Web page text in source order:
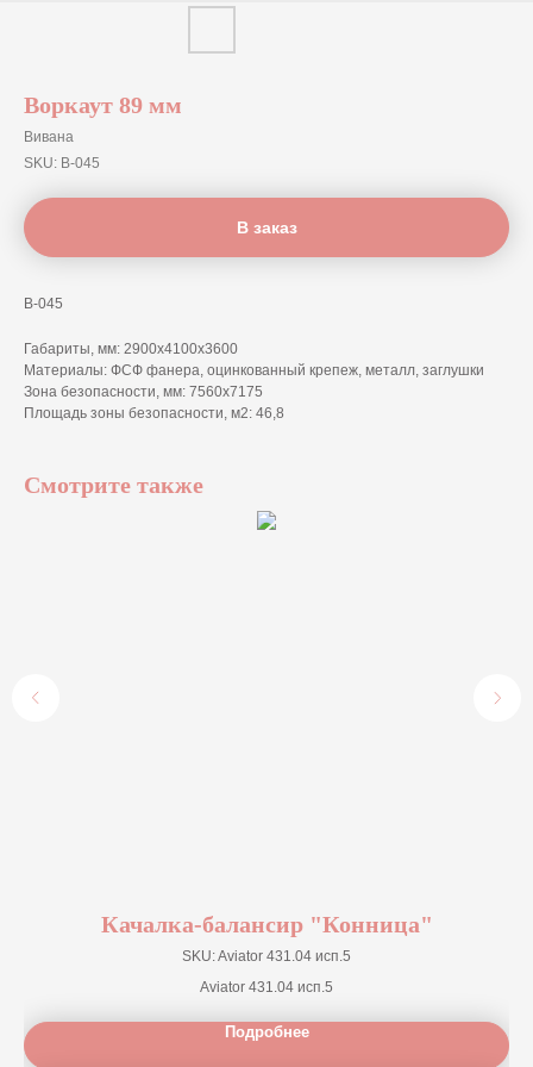
Воркаут 89 мм
Вивана
SKU: В-045
В заказ
В-045
Габариты, мм: 2900х4100х3600
Материалы: ФСФ фанера, оцинкованный крепеж, металл, заглушки
Зона безопасности, мм: 7560x7175
Площадь зоны безопасности, м2: 46,8
Смотрите также
Качалка-балансир "Конница"
SKU:Aviator 431.04 исп.5
Aviator 431.04 исп.5
Подробнее